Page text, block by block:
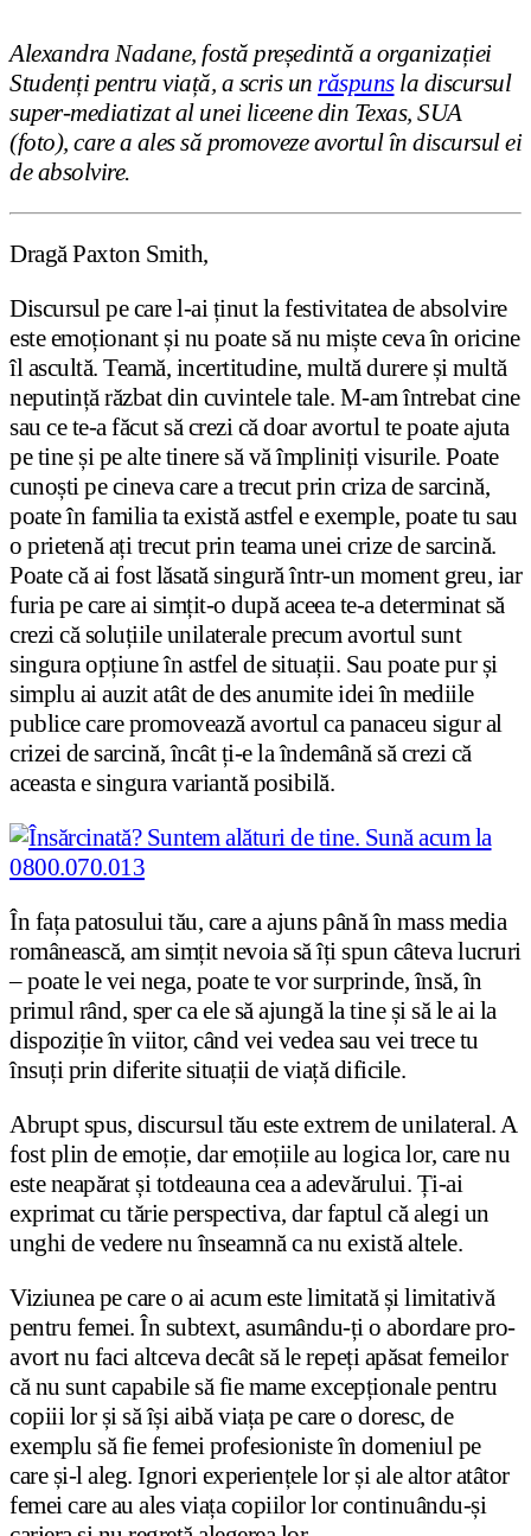
Alexandra Nadane, fostă președintă a organizației
Studenți pentru viață, a scris un răspunsla discursul
super-mediatizat al unei liceene din Texas, SUA
(foto), care a ales să promoveze avortul în discursul ei
de absolvire.
Dragă Paxton Smith,
Discursul pe care l-ai ținut la festivitatea de absolvire
este emoționant și nu poate să nu miște ceva în oricine
îl ascultă. Teamă, incertitudine, multă durere și multă
neputință răzbat din cuvintele tale. M-am întrebat cine
sau ce te-a făcut să crezi că doar avortul te poate ajuta
pe tine și pe alte tinere să vă împliniți visurile. Poate
cunoști pe cineva care a trecut prin criza de sarcină,
poate în familia ta există astfel e exemple, poate tu sau
o prietenă ați trecut prin teama unei crize de sarcină.
Poate că ai fost lăsată singură într-un moment greu, iar
furia pe care ai simțit-o după aceea te-a determinat să
crezi că soluțiile unilaterale precum avortul sunt
singura opțiune în astfel de situații. Sau poate pur și
simplu ai auzit atât de des anumite idei în mediile
publice care promovează avortul ca panaceu sigur al
crizei de sarcină, încât ți-e la îndemână să crezi că
aceasta e singura variantă posibilă.
În fața patosului tău, care a ajuns până în mass media
românească, am simțit nevoia să îți spun câteva lucruri
– poate le vei nega, poate te vor surprinde, însă, în
primul rând, sper ca ele să ajungă la tine și să le ai la
dispoziție în viitor, când vei vedea sau vei trece tu
însuți prin diferite situații de viață dificile.
Abrupt spus, discursul tău este extrem de unilateral. A
fost plin de emoție, dar emoțiile au logica lor, care nu
este neapărat și totdeauna cea a adevărului. Ți-ai
exprimat cu tărie perspectiva, dar faptul că alegi un
unghi de vedere nu înseamnă ca nu există altele.
Viziunea pe care o ai acum este limitată și limitativă
pentru femei. În subtext, asumându-ți o abordare pro-
avort nu faci altceva decât să le repeți apăsat femeilor
că nu sunt capabile să fie mame excepționale pentru
copiii lor și să își aibă viața pe care o doresc, de
exemplu să fie femei profesioniste în domeniul pe
care și-l aleg. Ignori experiențele lor și ale altor atâtor
femei care au ales viața copiilor lor continuându-și